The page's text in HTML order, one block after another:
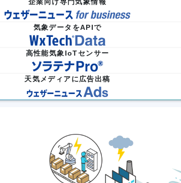
ダム気象
気象データをAPIで
高性能気象IoTセンサー
天気メディアに広告出稿